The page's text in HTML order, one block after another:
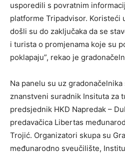
usporedili s povratnim
platforme Tripadvisor. Koristeći
došli su do zaključaka da se
i turista o promjenama koje su
poklapaju”, rekao je
Na panelu su uz
znanstveni suradnik Insituta za
predsjednik HKD Napredak –
predavačica Libertas
Trojić. Organizatori skupa su
međunarodno sveučilište,